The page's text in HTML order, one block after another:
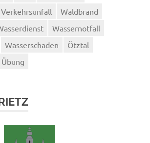
Verkehrsunfall
Waldbrand
Wassernotfall
Wasserschaden
Ötztal
Übung